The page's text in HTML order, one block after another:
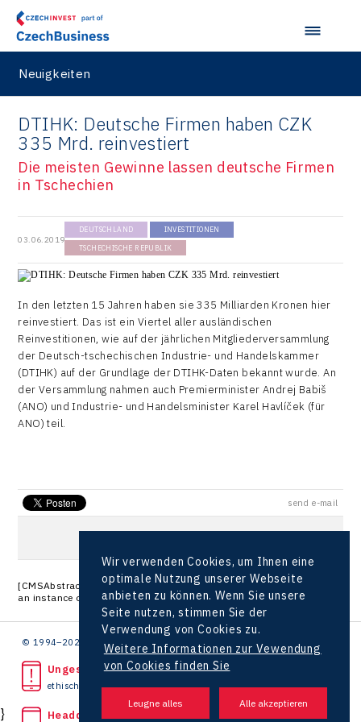
Neuigkeiten
DTIHK: Deutsche Firmen haben CZK
335 Mrd. reinvestiert
Die meisten Gewinne lassen deutsche Firmen
in Tschechien
03.06.2019
DEUTSCHLAND INVESTITIONEN
TSCHECHISCHE REPUBLIK
In den letzten 15 Jahren haben sie 335 Milliarden Kronen hier
reinvestiert. Das ist ein Viertel aller ausländischen
Reinvestitionen, wie auf der jährlichen Mitgliederversammlung
der Deutsch-tschechischen Industrie- und Handelskammer
(DTIHK) auf der Grundlage der DTIHK-Daten bekannt wurde. An
der Versammlung nahmen auch Premierminister Andrej Babiš
(ANO) und Industrie- und Handelsminister Karel Havlíček (für
ANO) teil.
send e-mail
[CMSAbstractTransformation.DataBind]: Object reference not set to
an instance of an object.
© 1994–2026 CzechInvest | .
Ungesetzliche Tat bemerkt?
ethische Linie
Headquarters
Wir verwenden Cookies, um Ihnen eine
optimale Nutzung unserer Webseite
anbieten zu können. Wenn Sie unsere
Seite nutzen, stimmen Sie der
Verwendung von Cookies zu.
Weitere Informationen zur Vewendung
von Cookies finden Sie
}